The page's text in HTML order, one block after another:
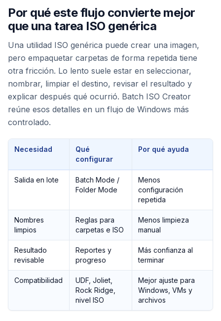
Por qué este flujo convierte mejor
que una tarea ISO genérica
Una utilidad ISO genérica puede crear una imagen,
pero empaquetar carpetas de forma repetida tiene
otra fricción. Lo lento suele estar en seleccionar,
nombrar, limpiar el destino, revisar el resultado y
explicar después qué ocurrió. Batch ISO Creator
reúne esos detalles en un flujo de Windows más
controlado.
Necesidad
Qué
configurar
Por qué ayuda
Salida en lote
Batch Mode /
Folder Mode
Menos
configuración
repetida
Nombres
limpios
Reglas para
carpetas e ISO
Menos limpieza
manual
Resultado
revisable
Reportes y
progreso
Más confianza al
terminar
Compatibilidad
UDF, Joliet,
Rock Ridge,
nivel ISO
Mejor ajuste para
Windows, VMs y
archivos